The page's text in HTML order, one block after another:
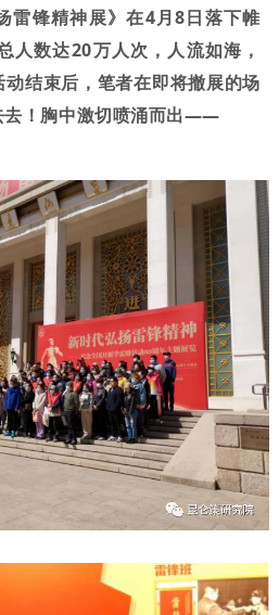
雷锋精神展》在4月8日落下帷
人数达20万人次，人流如海，
结束后，笔者在即将撤展的场
去！胸中激切喷涌而出——